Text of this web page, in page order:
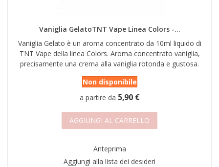
Vaniglia GelatoTNT Vape Linea Colors -...
Vaniglia Gelato è un aroma concentrato da 10ml liquido di
TNT Vape della linea Colors. Aroma concentrato vaniglia,
precisamente una crema alla vaniglia rotonda e gustosa.
Non disponibile
a partire da 5,90 €
AGGIUNGI AL CARRELLO
Anteprima
Aggiungi alla lista dei desideri